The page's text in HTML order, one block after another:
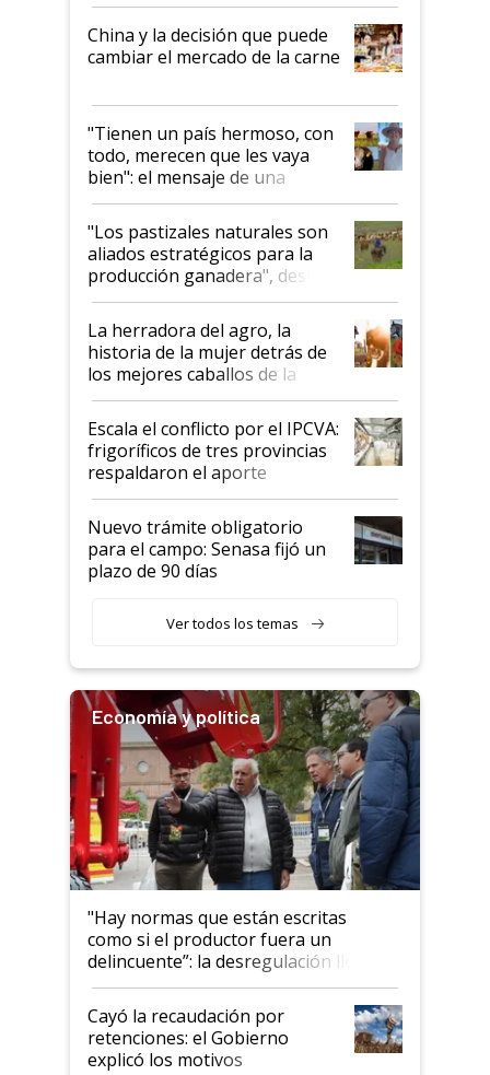
China y la decisión que puede
cambiar el mercado de la carne
"Tienen un país hermoso, con
todo, merecen que les vaya
bien": el mensaje de una
ganadera uruguaya sobre las
oportunidades que se abren
para el agro en Argentina, con
foco en la carne
"Los pastizales naturales son
aliados estratégicos para la
producción ganadera", destaca
la iniciativa que ya reúne a 46
establecimientos en Argentina
La herradora del agro, la
historia de la mujer detrás de
los mejores caballos de la
Argentina y los mitos que
todavía hacen sufrir a estos
animales: "Mientras me
descalificaban, yo seguí
haciendo currículum"
Escala el conflicto por el IPCVA:
frigoríficos de tres provincias
respaldaron el aporte
obligatorio
Nuevo trámite obligatorio
para el campo: Senasa fijó un
plazo de 90 días
Ver todos los temas
Economía y política
"Hay normas que están escritas
como si el productor fuera un
delincuente”: la desregulación llegó
al Congreso Aapresid y hasta se
habló del financiamiento al IPCVA
Cayó la recaudación por
retenciones: el Gobierno
explicó los motivos